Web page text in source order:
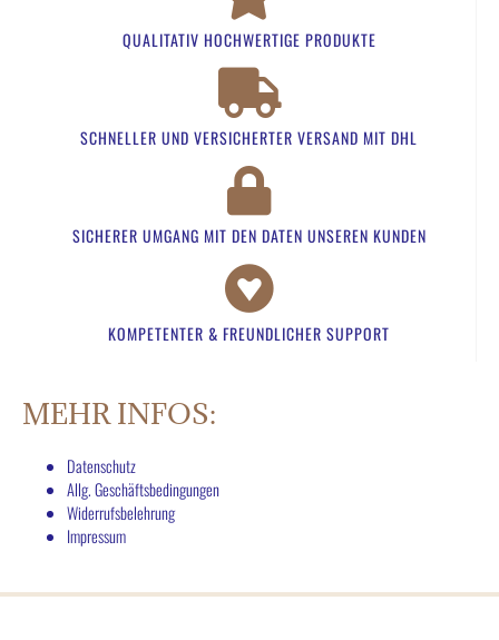
QUALITATIV HOCHWERTIGE PRODUKTE
SCHNELLER UND VERSICHERTER VERSAND MIT DHL
SICHERER UMGANG MIT DEN DATEN UNSEREN KUNDEN​
KOMPETENTER & FREUNDLICHER SUPPORT​
MEHR INFOS:
Datenschutz
Allg. Geschäftsbedingungen
Widerrufsbelehrung
Impressum